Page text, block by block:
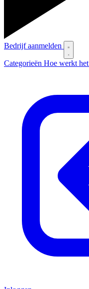
Bedrijf aanmelden
Categorieën Hoe werkt het